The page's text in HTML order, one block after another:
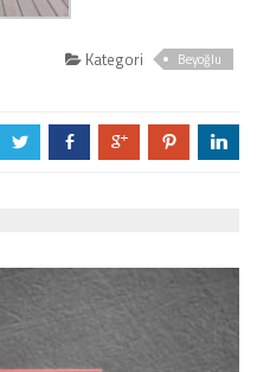
Kategori Beyoğlu
a b c d j